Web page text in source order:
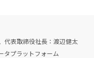
代表取締役社長：渡辺健太
タプラットフォーム